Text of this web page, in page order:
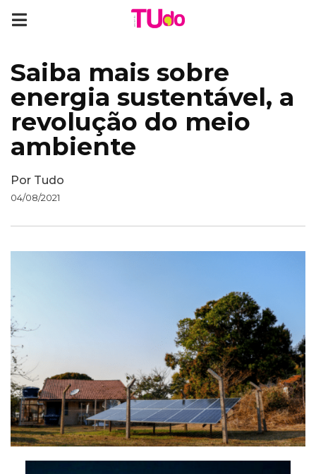
Saiba mais sobre
energia sustentável, a
revolução do meio
ambiente
Por Tudo
04/08/2021